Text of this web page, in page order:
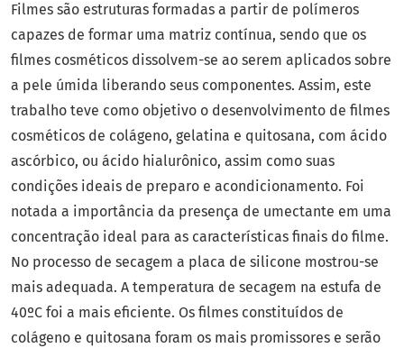
Filmes são estruturas formadas a partir de polímeros
capazes de formar uma matriz contínua, sendo que os
filmes cosméticos dissolvem-se ao serem aplicados sobre
a pele úmida liberando seus componentes. Assim, este
trabalho teve como objetivo o desenvolvimento de filmes
cosméticos de colágeno, gelatina e quitosana, com ácido
ascórbico, ou ácido hialurônico, assim como suas
condições ideais de preparo e acondicionamento. Foi
notada a importância da presença de umectante em uma
concentração ideal para as características finais do filme.
No processo de secagem a placa de silicone mostrou-se
mais adequada. A temperatura de secagem na estufa de
40ºC foi a mais eficiente. Os filmes constituídos de
colágeno e quitosana foram os mais promissores e serão